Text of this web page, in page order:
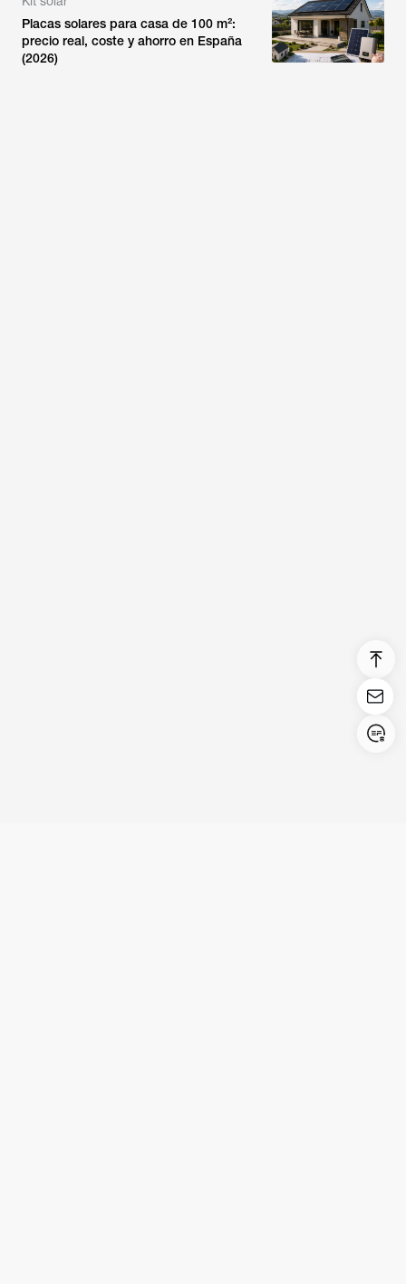
Placas solares para casa de 100 m²:
precio real, coste y ahorro en España
(2026)